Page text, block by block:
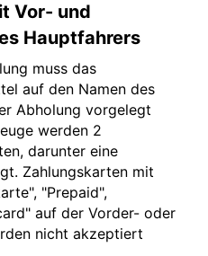
Vor- und
Hauptfahrers
muss das
auf den Namen des
Abholung vorgelegt
werden 2
darunter eine
Zahlungskarten mit
"Prepaid",
auf der Vorder- oder
nicht akzeptiert